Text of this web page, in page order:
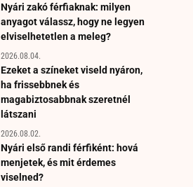
Nyári zakó férfiaknak: milyen
anyagot válassz, hogy ne legyen
elviselhetetlen a meleg?
2026.08.04.
Ezeket a színeket viseld nyáron,
ha frissebbnek és
magabiztosabbnak szeretnél
látszani
2026.08.02.
Nyári első randi férfiként: hová
menjetek, és mit érdemes
viselned?